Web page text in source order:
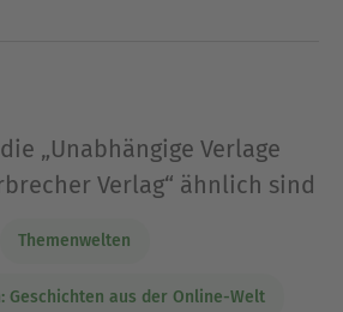
„Unabhängige Verlage
Verlag“ ähnlich sind
Themenwelten
Geschichten aus der Online-Welt